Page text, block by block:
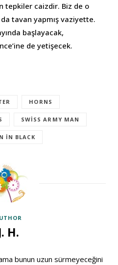
tepkiler caizdir. Biz de o
da tavan yapmış vaziyette.
başlayacak,
de yetişecek.
HORNS
SWISS ARMY MAN
IN BLACK
H.
bunun uzun sürmeyeceğini